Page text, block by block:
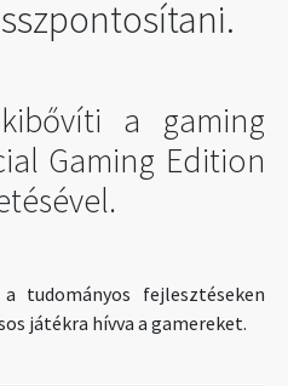
a gaming
Gaming Edition
tudományos fejlesztéseken
játékra hívva a gamereket.